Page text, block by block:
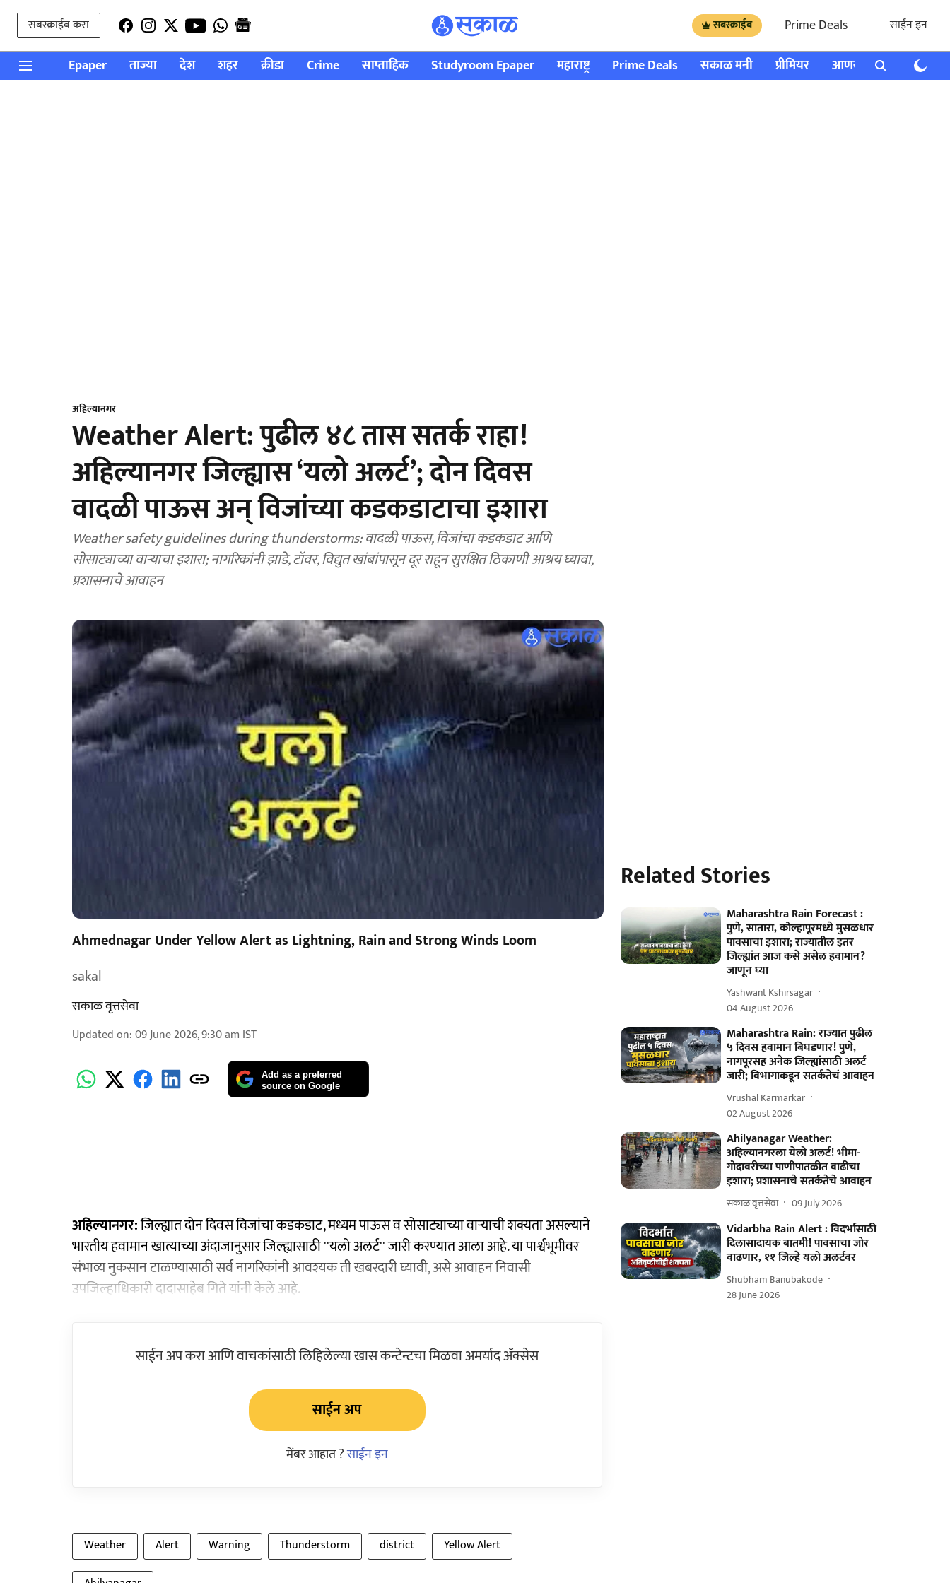
सबस्क्राईब करा सबस्क्राईब Prime Deals साईन इन
Epaper ताज्या देश शहर क्रीडा Crime साप्ताहिक Studyroom Epaper महाराष्ट्र Prime Deals सकाळ मनी प्रीमियर आणखी राशी भविष्य
अहिल्यानगर
Weather Alert: पुढील ४८ तास सतर्क राहा!
अहिल्यानगर जिल्ह्यास ‘यलो अलर्ट’; दोन दिवस
वादळी पाऊस अन् विजांच्या कडकडाटाचा इशारा
Weather safety guidelines during thunderstorms: वादळी पाऊस, विजांचा कडकडाट आणि
सोसाट्याच्या वाऱ्याचा इशारा; नागरिकांनी झाडे, टॉवर, विद्युत खांबांपासून दूर राहून सुरक्षित ठिकाणी आश्रय घ्यावा,
प्रशासनाचे आवाहन
Ahmednagar Under Yellow Alert as Lightning, Rain and Strong Winds Loom
sakal
सकाळ वृत्तसेवा
Updated on:09 June 2026, 9:30 am IST
Add as a preferred
source on Google
अहिल्यानगर:जिल्ह्यात दोन दिवस विजांचा कडकडाट, मध्यम पाऊस व सोसाट्याच्या वाऱ्याची शक्यता असल्याने
भारतीय हवामान खात्याच्या अंदाजानुसार जिल्ह्यासाठी ''यलो अलर्ट'' जारी करण्यात आला आहे. या पार्श्वभूमीवर
संभाव्य नुकसान टाळण्यासाठी सर्व नागरिकांनी आवश्यक ती खबरदारी घ्यावी, असे आवाहन निवासी
उपजिल्हाधिकारी दादासाहेब गिते यांनी केले आहे.
साईन अप करा आणि वाचकांसाठी लिहिलेल्या खास कन्टेन्टचा मिळवा अमर्याद ॲक्सेस
साईन अप
मेंबर आहात ?साईन इन
Weather Alert Warning Thunderstorm district
Yellow Alert
Related Stories
Maharashtra Rain Forecast :
पुणे, सातारा, कोल्हापूरमध्ये मुसळधार
पावसाचा इशारा; राज्यातील इतर
जिल्ह्यांत आज कसे असेल हवामान?
जाणून घ्या
Yashwant Kshirsagar
04 August 2026
Maharashtra Rain: राज्यात पुढील
५ दिवस हवामान बिघडणार! पुणे,
नागपूरसह अनेक जिल्ह्यांसाठी अलर्ट
जारी; विभागाकडून सतर्कतेचं आवाहन
Vrushal Karmarkar
02 August 2026
Ahilyanagar Weather:
अहिल्यानगरला येलो अलर्ट! भीमा-
गोदावरीच्या पाणीपातळीत वाढीचा
इशारा; प्रशासनाचे सतर्कतेचे आवाहन
सकाळ वृत्तसेवा 09 July 2026
Vidarbha Rain Alert : विदर्भासाठी
दिलासादायक बातमी! पावसाचा जोर
वाढणार, ११ जिल्हे यलो अलर्टवर
Shubham Banubakode
28 June 2026